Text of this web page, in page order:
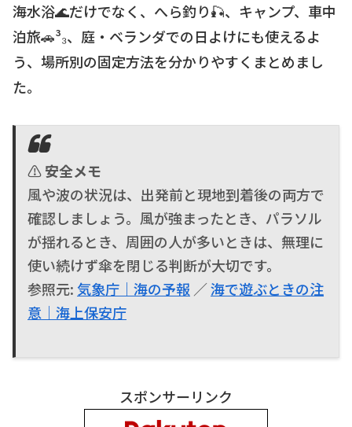
海水浴🌊だけでなく、へら釣り🎣、キャンプ、車中
泊旅🚗³₃、庭・ベランダでの日よけにも使えるよ
う、場所別の固定方法を分かりやすくまとめまし
た。
⚠️安全メモ
風や波の状況は、出発前と現地到着後の両方で
確認しましょう。風が強まったとき、パラソル
が揺れるとき、周囲の人が多いときは、無理に
使い続けず傘を閉じる判断が大切です。
参照元:気象庁｜海の予報 ／海で遊ぶときの注
意｜海上保安庁
スポンサーリンク